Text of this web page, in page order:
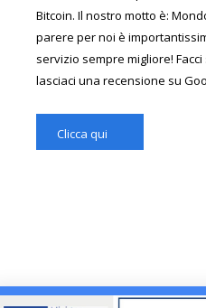
Bitcoin. Il nostro motto è:
parere per noi è
servizio sempre migliore!
lasciaci una recensione su
Clicca qui